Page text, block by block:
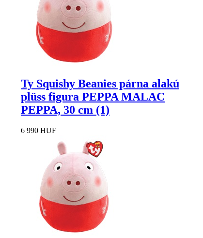
Ty Squishy Beanies párna alakú
plüss figura PEPPA MALAC
PEPPA, 30 cm (1)
6 990 HUF